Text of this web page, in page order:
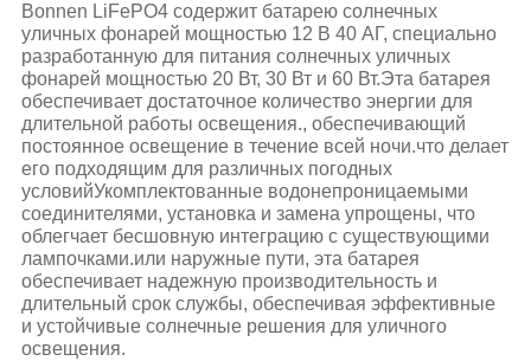
Bonnen LiFePO4 содержит батарею солнечных
уличных фонарей мощностью 12 В 40 АГ, специально
разработанную для питания солнечных уличных
фонарей мощностью 20 Вт, 30 Вт и 60 Вт.Эта батарея
обеспечивает достаточное количество энергии для
длительной работы освещения., обеспечивающий
постоянное освещение в течение всей ночи.что делает
его подходящим для различных погодных
условийУкомплектованные водонепроницаемыми
соединителями, установка и замена упрощены, что
облегчает бесшовную интеграцию с существующими
лампочками.или наружные пути, эта батарея
обеспечивает надежную производительность и
длительный срок службы, обеспечивая эффективные
и устойчивые солнечные решения для уличного
освещения.